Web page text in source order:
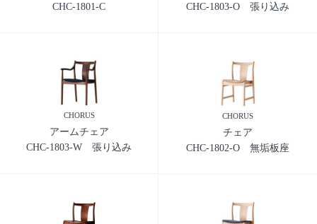
CHC-1801-C
CHC-1803-O 張り込み
CHORUS
アームチェア
CHC-1803-W 張り込み
CHORUS
チェア
CHC-1802-O 無垢板座